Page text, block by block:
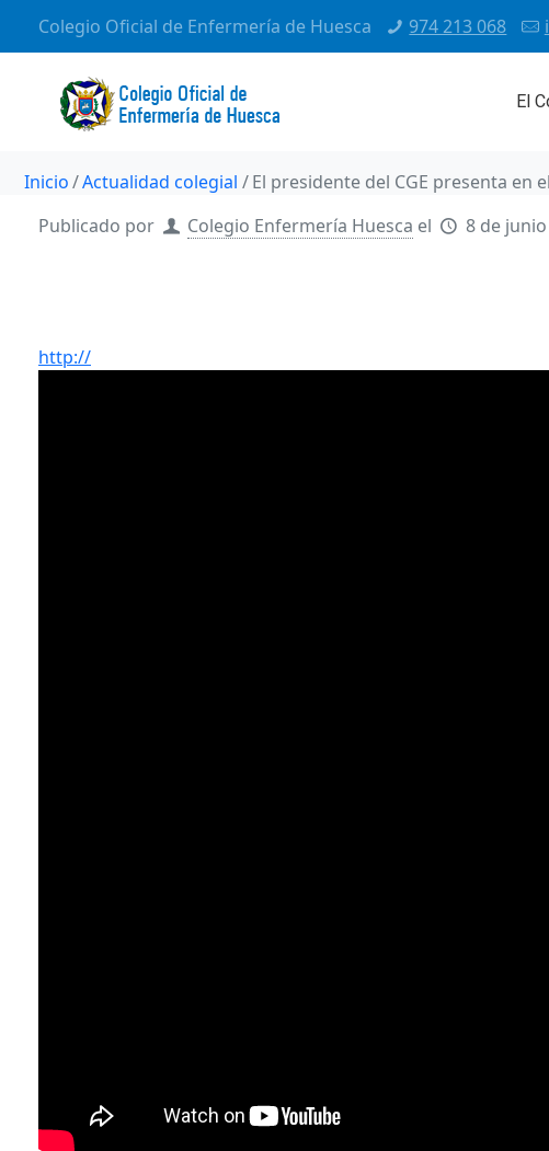
Colegio Oficial de Enfermería de Huesca 974 213 068
El
Inicio Actualidad colegial
El presidente del CGE presenta
Publicado por
Colegio Enfermería Huesca el 8 de
http://